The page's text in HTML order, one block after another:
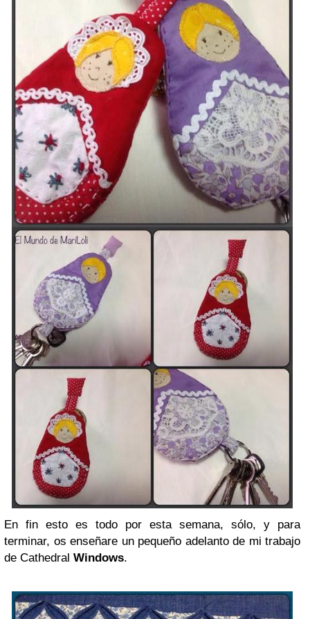
En fin esto es todo por esta semana, sólo, y para
terminar, os enseñare un pequeño adelanto de mi trabajo
de Cathedral Windows.